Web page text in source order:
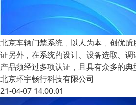
北京车辆门禁系统，以人为本，创优质
证另外，在系统的设计、设备选取、
产品须经过多项认证，且具有众多的
北京环宇畅行科技有限公司
21-04-07 14:00:01